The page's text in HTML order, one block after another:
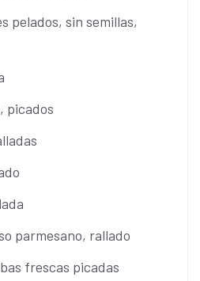
pelados, sin semillas,
picados
parmesano, rallado
frescas picadas